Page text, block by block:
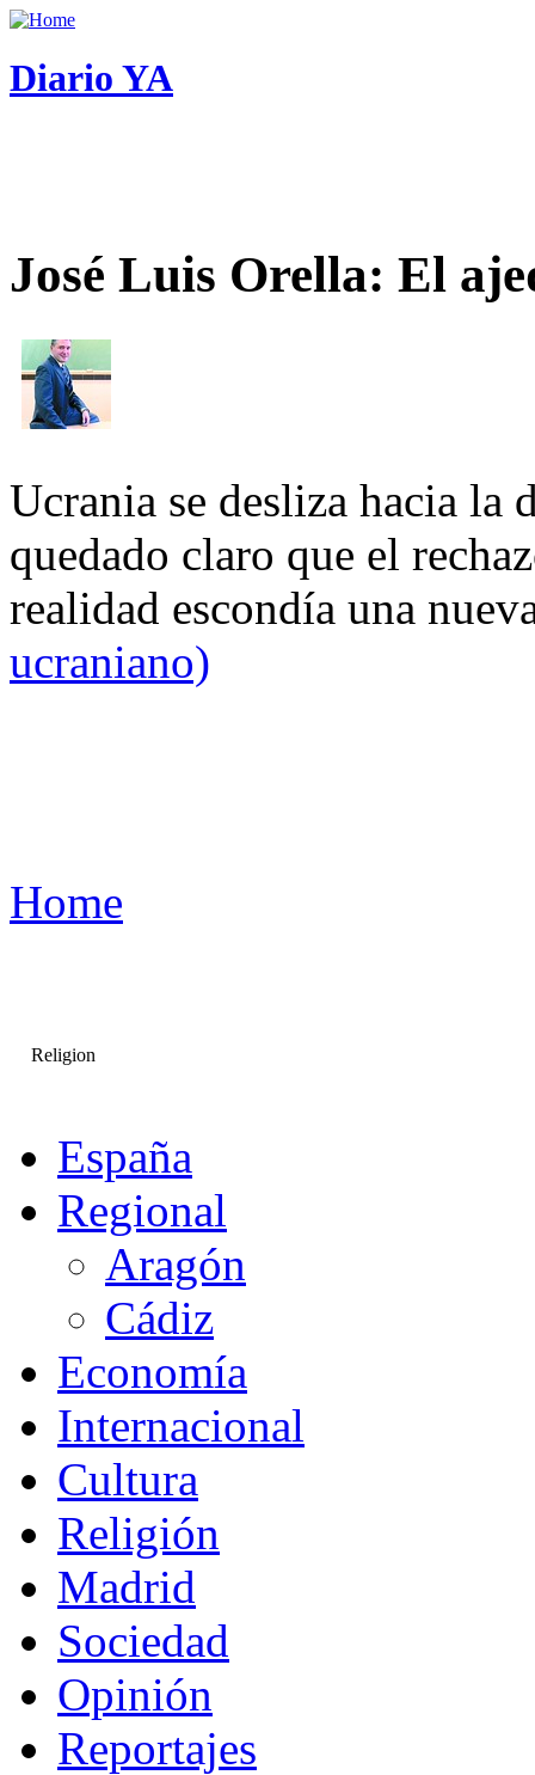
Diario YA
José Luis Orella: El
Ucrania se desliza hacia
quedado claro que el
realidad escondía una
ucraniano)
Home
Religion
España
Regional
Aragón
Cádiz
Economía
Internacional
Cultura
Religión
Madrid
Sociedad
Opinión
Reportajes